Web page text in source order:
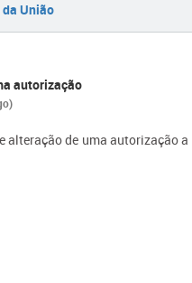
União
autorização
de uma autorização a